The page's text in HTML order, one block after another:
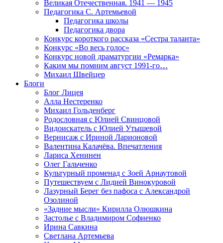
Великая Отечественная. 1941 — 1945
Педагогика С. Артемьевой
Педагогика школы
Педагогика двора
Конкурс короткого рассказа «Сестра таланта»
Конкурс «Во весь голос»
Конкурс новой драматургии «Ремарка»
Каким мы помним август 1991-го…
Михаил Швейцер
Блоги
Блог Лицея
Алла Нестеренко
Михаил Гольденберг
Родословная с Юлией Свинцовой
Видоискатель с Юлией Утышевой
Вернисаж с Ириной Ларионовой
Валентина Калачёва. Впечатления
Лариса Хенинен
Олег Гальченко
Культурный променад с Зоей Арнаутовой
Путешествуем с Лидией Винокуровой
Лазурный Берег без пафоса с Александрой
Озолиной
«Задние мысли» Кирилла Олюшкина
Застолье с Владимиром Софиенко
Ирина Савкина
Светлана Артемьева